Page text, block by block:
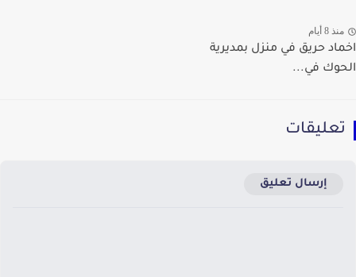
8 أيام
حريق في منزل بمديرية
في...
إرسال تعليق